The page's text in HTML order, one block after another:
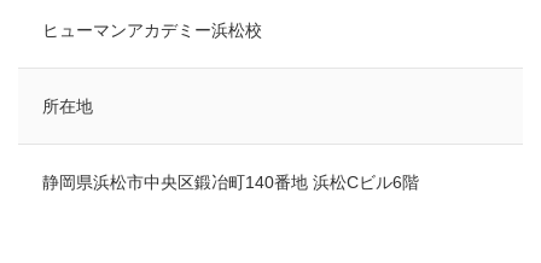
ヒューマンアカデミー浜松校
所在地
静岡県浜松市中央区鍛冶町140番地 浜松Cビル6階